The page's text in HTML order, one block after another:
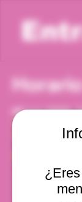
06 jun 2026,
Viña del Mar,
Valparaíso,